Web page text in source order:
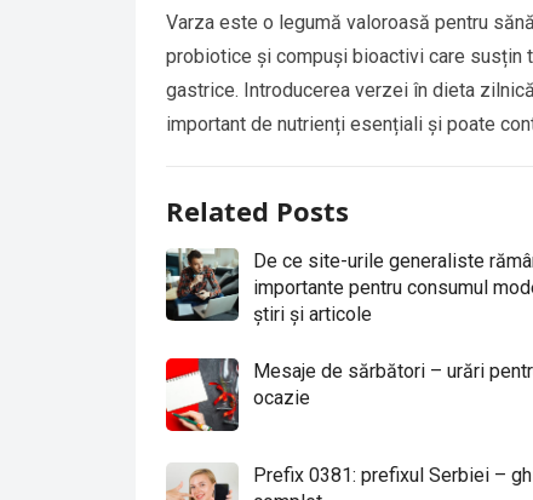
Varza este o legumă valoroasă pentru
probiotice și compuși bioactivi care susțin
gastrice. Introducerea verzei în dieta
important de nutrienți esențiali și poate
Related Posts
De ce site-urile generaliste
importante pentru consumul
știri și articole
Mesaje de sărbători – urări
ocazie
Prefix 0381: prefixul Serbiei –